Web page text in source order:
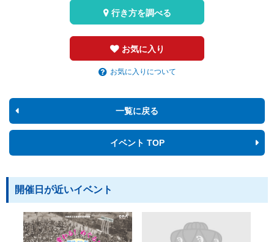
お気に入り
お気に入りについて
行き方を調べる
一覧に戻る
イベント TOP
開催日が近いイベント